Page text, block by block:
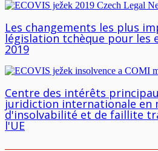
Les changements les plus
législation tchèque pour les
2019
Centre des intérêts
juridiction internationale en
d'insolvabilité et de faillite
l'UE